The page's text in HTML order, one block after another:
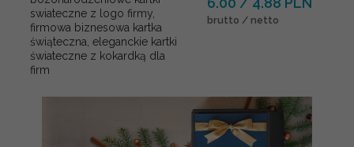
swiateczne z logo firmy,
firmowa biznesowa kartka
świąteczna, eleganckie kartki
świateczne z kokardką dla
firm
brutto / netto